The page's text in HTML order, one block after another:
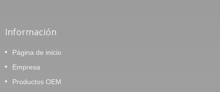
Información
Página de inicio
Empresa
Productos OEM